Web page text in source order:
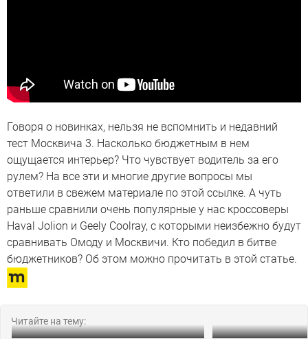
Говоря о новинках, нельзя не вспомнить и недавний
тест Москвича 3. Насколько бюджетным в нем
ощущается интерьер? Что чувствует водитель за его
рулем? На все эти и многие другие вопросы мы
ответили в свежем материале по этой ссылке. А чуть
раньше сравнили очень популярные у нас кроссоверы
Haval Jolion и Geely Coolray, с которыми неизбежно будут
сравнивать Омоду и Москвичи. Кто победил в битве
бюджетников? Об этом можно прочитать в этой статье.
Читайте на тему: